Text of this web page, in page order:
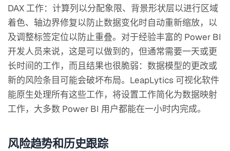
DAX 工作：计算列以分配象限、背景形状层以进行区域
着色、轴边界修复以防止数据变化时自动重新缩放，以
及调整标签定位以防止重叠。对于经验丰富的 Power BI
开发人员来说，这是可以做到的，但通常需要一天或更
长时间的工作，而且结果也很脆弱：数据模型的更改或
新的风险条目可能会破坏布局。LeapLytics 可视化软件
能原生处理所有这些工作，将设置工作简化为数据映射
工作，大多数 Power BI 用户都能在一小时内完成。
风险趋势和历史跟踪